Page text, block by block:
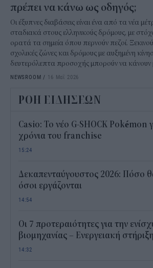
πρέπει να κάνω ως οδηγός;
Οι έξυπνες διαβάσεις είναι ένα από τα νέα
σταδιακά στους ελληνικούς δρόμους, με
ορατά τα σημεία όπου περνούν πεζοί.
σχολικές ζώνες και δρόμους με αυξημένη
δευτερόλεπτα προσοχής μπορούν να
NEWSROOM / 16 Μαΐ 2026
ΡΟΗ ΕΙΔΗΣΕΩΝ
Casio: Το νέο G-SHOCK Pokémon
χρόνια του franchise
15:24
Δεκαπενταύγουστος 2026: Πόσο
όσοι εργάζονται
14:54
Οι 7 προτεραιότητες για την
βιομηχανίας – Ενεργειακή
14:32